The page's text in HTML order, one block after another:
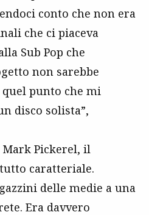
conto che non era
che ci piaceva
Sub Pop che
non sarebbe
quel punto che mi
disco solista”,
Pickerel, il
caratteriale.
delle medie a una
Era davvero